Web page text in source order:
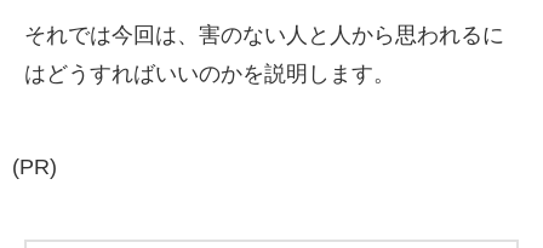
それでは今回は、害のない人と人から思われるに
はどうすればいいのかを説明します。
(PR)